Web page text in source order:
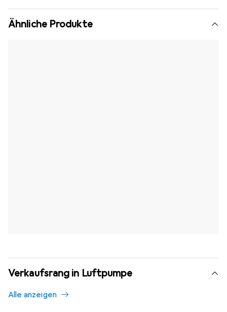
Ähnliche Produkte
Verkaufsrang in Luftpumpe
Alle anzeigen